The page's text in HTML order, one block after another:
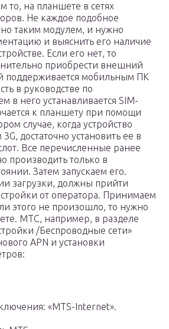
то, на планшете в сетях
Не каждое подобное
таким модулем, и нужно
и выяснить его наличие
Если его нет, то
приобрести внешний
поддерживается мобильным ПК
в руководстве по
в него устанавливается SIM-
к планшету при помощи
случае, когда устройство
достаточно установить ее в
Все перечисленные ранее
производить только в
Затем запускаем его.
загрузки, должны прийти
от оператора. Принимаем
этого не произошло, то нужно
МТС, например, в разделе
/Беспроводные сети»
APN и установки
«MTS-Internet».